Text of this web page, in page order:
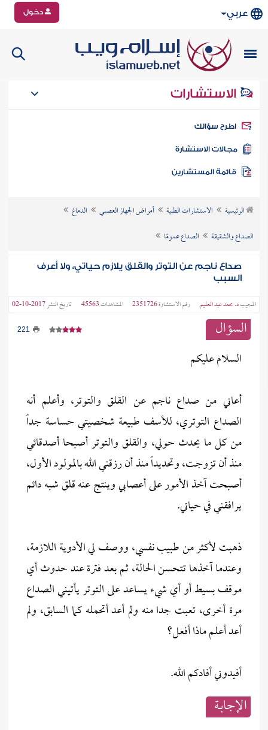
عربي دخول
الاستشارات
سؤالك
الاستشارة
الرئيسية الاستشارات الطبية أمراض الجهاز العصبي
الدماغ
الصداع والشقيقة
الصداع عمومًا
صداع ناجم عن التوتر والقلق يلازم حياتي، ولا أعرف
السبب
المجيبد. محمد عبد العليم رقم الاستشارة2351726 المشاهدات45563 تاريخ النشر2017-10-02
السؤال 221
السلام عليكم
أعاني من صداع ناجم عن القلق والتوتر، وأعلم أنه
الصداع التوتري، للأسف طبيعة شخصيتي حساسة جداً
من كل ما يحدث حولي، والقلق والتوتر أصبحا أصدقائي
منذ أن تزوجت، وتحديداً منذ أن رزقني الله بالمولود الأول،
أصبحت آخذ الأمور على أعصابي وينتج عنه قلق شبه دائم
يرافقني في حياتي.
ذهبت لأكثر من طبيب نفسي، ووصف لي الأدوية اللازمة،
وعندما آخذها تتحسن الحالة، ثم بعد فترة عند حدوث أي
موقف بسيط أو أي شيء يساعد على التوتر يأتيني الصداع
مرة أخرى، تعبت جدا منه ولم أعد أتحمله كما السابق، ولم
أعد أعلم ماذا أفعل؟
أفيدوني أفادكم الله.
الإجابــة